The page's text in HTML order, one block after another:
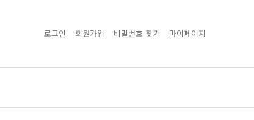
로그인 회원가입 비밀번호 찾기 마이페이지